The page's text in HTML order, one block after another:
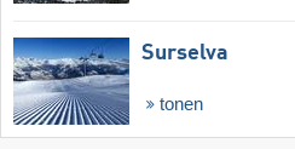
Surselva
tonen